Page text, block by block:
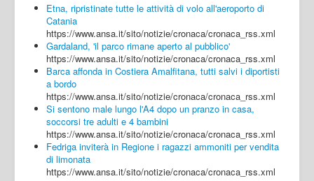
Napoli
Salerno
Login
Etna, ripristinate tutte le attività di volo all'aeroporto di
Catania
https://www.ansa.it/sito/notizie/cronaca/cronaca_rss.xml
Gardaland, 'il parco rimane aperto al pubblico'
https://www.ansa.it/sito/notizie/cronaca/cronaca_rss.xml
Barca affonda in Costiera Amalfitana, tutti salvi i diportisti
a bordo
https://www.ansa.it/sito/notizie/cronaca/cronaca_rss.xml
Si sentono male lungo l'A4 dopo un pranzo in casa,
soccorsi tre adulti e 4 bambini
https://www.ansa.it/sito/notizie/cronaca/cronaca_rss.xml
Fedriga inviterà in Regione i ragazzi ammoniti per vendita
di limonata
https://www.ansa.it/sito/notizie/cronaca/cronaca_rss.xml